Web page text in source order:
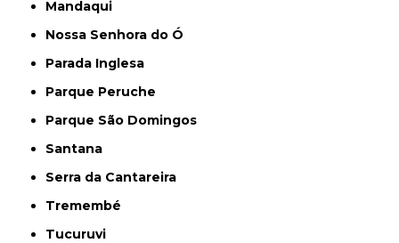
Mandaqui
Nossa Senhora do Ó
Parada Inglesa
Parque Peruche
Parque São Domingos
Santana
Serra da Cantareira
Tremembé
Tucuruvi